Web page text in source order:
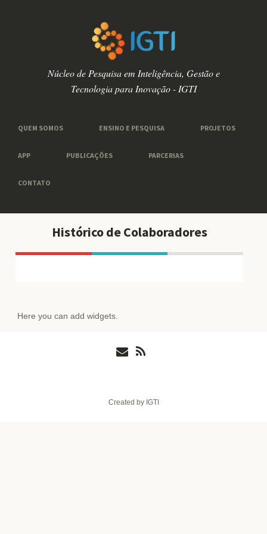
Núcleo de Pesquisa em Inteligência, Gestão e
Tecnologia para Inovação - IGTI
QUEM SOMOS ENSINO E PESQUISA PROJETOS
APP PUBLICAÇÕES PARCERIAS
CONTATO
Histórico de Colaboradores
Here you can add widgets.
Created by IGTI